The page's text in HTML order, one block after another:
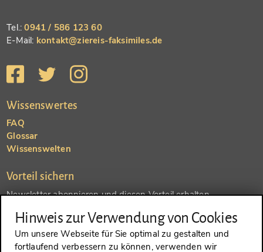
Tel.:0941 / 586 123 60
E-Mail: kontakt@ziereis-faksimiles.de
Wissenswertes
FAQ
Glossar
Wissenswelten
Vorteil sichern
Newsletter abonnieren und diesen Vorteil erhalten
SENDEN
Hinweis zur Verwendung von Cookies
Um unsere Webseite für Sie optimal zu gestalten und
fortlaufend verbessern zu können, verwenden wir